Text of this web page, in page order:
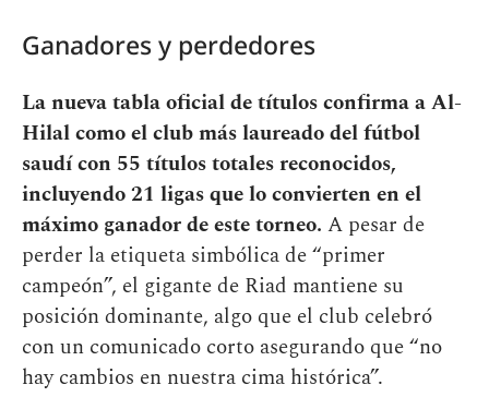
Ganadores y perdedores
La nueva tabla oficial de títulos confirma a Al-
Hilal como el club más laureado del fútbol
saudí con 55 títulos totales reconocidos,
incluyendo 21 ligas que lo convierten en el
máximo ganador de este torneo. A pesar de
perder la etiqueta simbólica de “primer
campeón”, el gigante de Riad mantiene su
posición dominante, algo que el club celebró
con un comunicado corto asegurando que “no
hay cambios en nuestra cima histórica”.